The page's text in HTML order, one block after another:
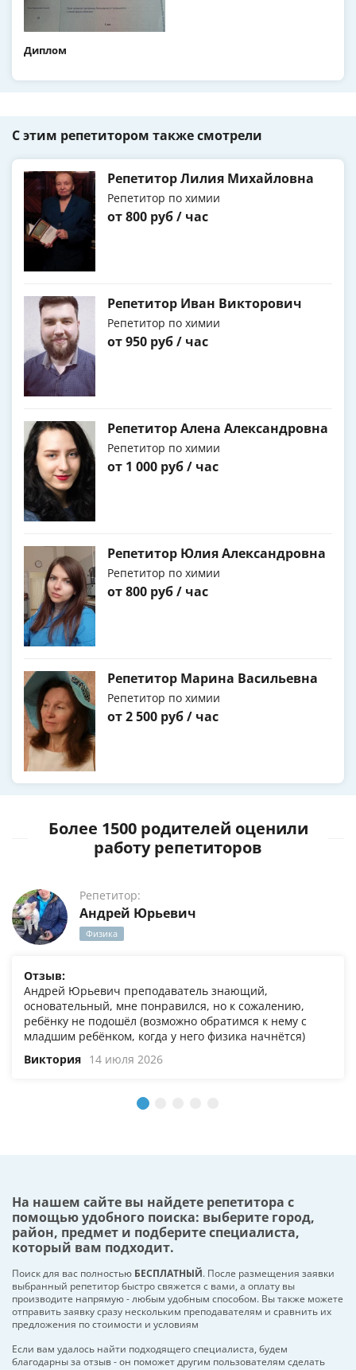
Диплом
С этим репетитором также смотрели
Репетитор Лилия Михайловна
Репетитор по химии
от 800 руб / час
Репетитор Иван Викторович
Репетитор по химии
от 950 руб / час
Репетитор Алена Александровна
Репетитор по химии
от 1 000 руб / час
Репетитор Юлия Александровна
Репетитор по химии
от 800 руб / час
Репетитор Марина Васильевна
Репетитор по химии
от 2 500 руб / час
Более 1500 родителей оценили
работу репетиторов
Репетитор:
Андрей Юрьевич
Физика
Отзыв:
Андрей Юрьевич преподаватель знающий,
основательный, мне понравился, но к сожалению,
ребёнку не подошёл (возможно обратимся к нему с
младшим ребёнком, когда у него физика начнётся)
Виктория 14 июля 2026
На нашем сайте вы найдете репетитора с
помощью удобного поиска: выберите город,
район, предмет и подберите специалиста,
который вам подходит.
Поиск для вас полностью БЕСПЛАТНЫЙ. После размещения заявки
выбранный репетитор быстро свяжется с вами, а оплату вы
производите напрямую - любым удобным способом. Вы также можете
отправить заявку сразу нескольким преподавателям и сравнить их
предложения по стоимости и условиям
Если вам удалось найти подходящего специалиста, будем
благодарны за отзыв - он поможет другим пользователям сделать